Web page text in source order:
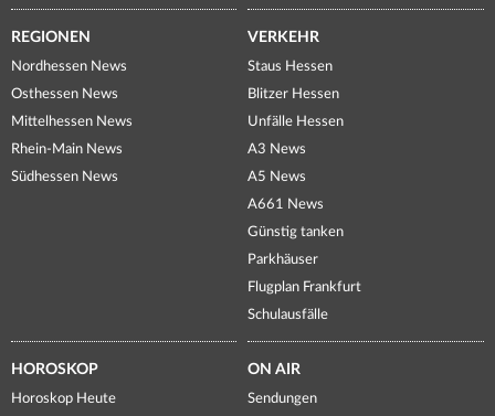
REGIONEN
Nordhessen News
Osthessen News
Mittelhessen News
Rhein-Main News
Südhessen News
VERKEHR
Staus Hessen
Blitzer Hessen
Unfälle Hessen
A3 News
A5 News
A661 News
Günstig tanken
Parkhäuser
Flugplan Frankfurt
Schulausfälle
HOROSKOP
Horoskop Heute
ON AIR
Sendungen